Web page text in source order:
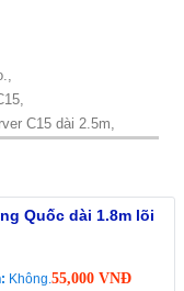
C15 dài 2.5m,
Quốc dài 1.8m lõi
Không. 55,000 VNĐ